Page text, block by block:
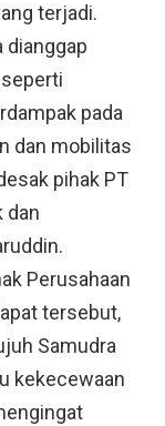
terjadi.
dianggap
pada
dan mobilitas
pihak PT
dan
Perusahaan
tersebut,
Samudra
kekecewaan